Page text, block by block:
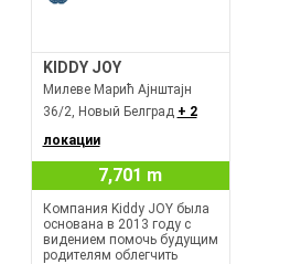
KIDDY JOY
Милеве Марић Ајнштајн
36/2, Новый Белград + 2
локации
7,701 m
Компания Kiddy JOY была
основана в 2013 году с
видением помочь будущим
родителям облегчить